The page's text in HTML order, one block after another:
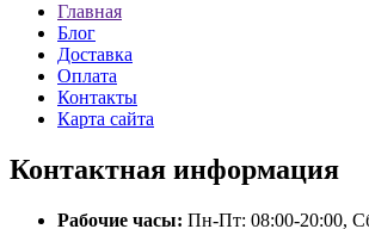
Главная
Блог
Доставка
Оплата
Контакты
Карта сайта
Контактная информация
Рабочие часы: Пн-Пт: 08:00-20:00,